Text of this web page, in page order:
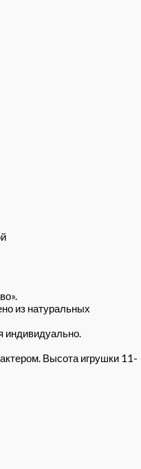
из натуральных
индивидуально.
Высота игрушки 11-